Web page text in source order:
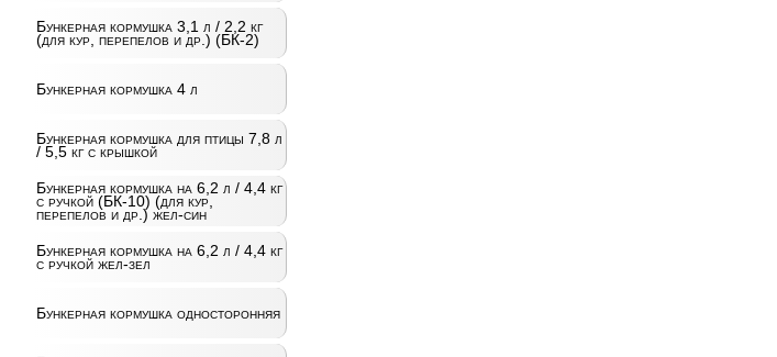
Бункерная кормушка 3,1 л / 2,2 кг
(для кур, перепелов и др.) (БК-2)
Бункерная кормушка 4 л
Бункерная кормушка для птицы 7,8 л
/ 5,5 кг с крышкой
Бункерная кормушка на 6,2 л / 4,4 кг
с ручкой (БК-10) (для кур,
перепелов и др.) жел-син
Бункерная кормушка на 6,2 л / 4,4 кг
с ручкой жел-зел
Бункерная кормушка односторонняя